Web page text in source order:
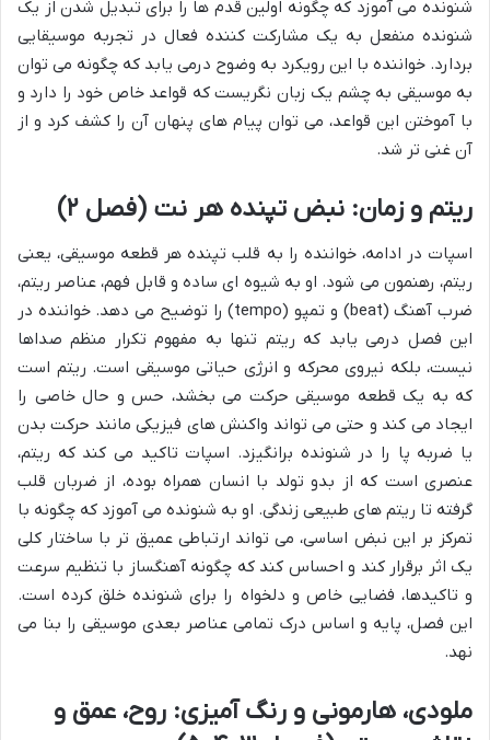
شنونده می آموزد که چگونه اولین قدم ها را برای تبدیل شدن از یک
شنونده منفعل به یک مشارکت کننده فعال در تجربه موسیقایی
بردارد. خواننده با این رویکرد به وضوح درمی یابد که چگونه می توان
به موسیقی به چشم یک زبان نگریست که قواعد خاص خود را دارد و
با آموختن این قواعد، می توان پیام های پنهان آن را کشف کرد و از
آن غنی تر شد.
ریتم و زمان: نبض تپنده هر نت (فصل ۲)
اسپات در ادامه، خواننده را به قلب تپنده هر قطعه موسیقی، یعنی
ریتم، رهنمون می شود. او به شیوه ای ساده و قابل فهم، عناصر ریتم،
ضرب آهنگ (beat) و تمپو (tempo) را توضیح می دهد. خواننده در
این فصل درمی یابد که ریتم تنها به مفهوم تکرار منظم صداها
نیست، بلکه نیروی محرکه و انرژی حیاتی موسیقی است. ریتم است
که به یک قطعه موسیقی حرکت می بخشد، حس و حال خاصی را
ایجاد می کند و حتی می تواند واکنش های فیزیکی مانند حرکت بدن
یا ضربه پا را در شنونده برانگیزد. اسپات تاکید می کند که ریتم،
عنصری است که از بدو تولد با انسان همراه بوده، از ضربان قلب
گرفته تا ریتم های طبیعی زندگی. او به شنونده می آموزد که چگونه با
تمرکز بر این نبض اساسی، می تواند ارتباطی عمیق تر با ساختار کلی
یک اثر برقرار کند و احساس کند که چگونه آهنگساز با تنظیم سرعت
و تاکیدها، فضایی خاص و دلخواه را برای شنونده خلق کرده است.
این فصل، پایه و اساس درک تمامی عناصر بعدی موسیقی را بنا می
نهد.
ملودی، هارمونی و رنگ آمیزی: روح، عمق و